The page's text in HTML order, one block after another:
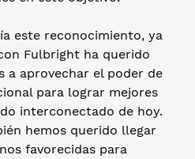
este reconocimiento, ya
Fulbright ha querido
a aprovechar el poder de
para lograr mejores
interconectado de hoy.
hemos querido llegar
favorecidas para